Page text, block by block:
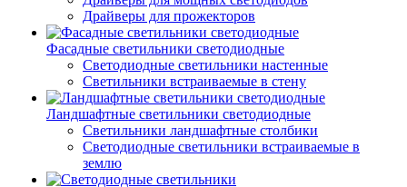
Драйверы для прожекторов
Фасадные светильники светодиодные
Светодиодные светильники настенные
Светильники встраиваемые в стену
Ландшафтные светильники светодиодные
Светильники ландшафтные столбики
Светодиодные светильники встраиваемые в
землю